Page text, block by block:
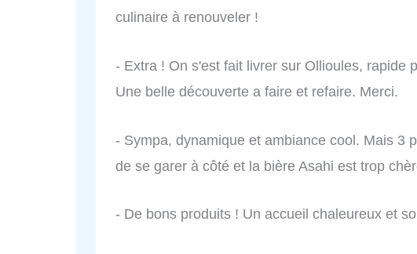
culinaire à renouveler !
- Extra ! On s'est fait livrer sur Ollioules, rapide
Une belle découverte a faire et refaire. Merci.
- Sympa, dynamique et ambiance cool. Mais 3
de se garer à côté et la bière Asahi est trop
- De bons produits ! Un accueil chaleureux et